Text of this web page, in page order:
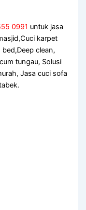
0991 untuk jasa
karpet
clean,
tungau, Solusi
Jasa cuci sofa